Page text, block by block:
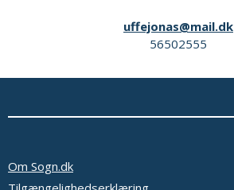
uffejonas@mail.dk
56502555
Om Sogn.dk